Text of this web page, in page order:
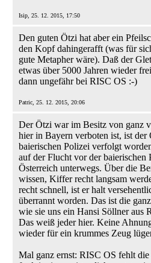
Isip, 25. 12. 2015, 17:50
Den guten Ötzi hat aber ein
den Kopf dahingerafft (was für
gute Metapher wäre). Daß der
etwas über 5000 Jahren wieder
dann ungefähr bei RISC OS :-)
Patric, 25. 12. 2015, 20:06
Der Ötzi war im Besitz von ganz
hier in Bayern verboten ist, ist der
baierischen Polizei verfolgt
auf der Flucht vor der baierischen
Österreich unterwegs. Über die
wissen, Kiffer recht langsam
recht schnell, ist er halt
überrannt worden. Das ist die
wie sie uns ein Hansi Söllner aus
Das weiß jeder hier. Keine
wieder für ein krummes Zeug
Mal ganz ernst: RISC OS fehlt